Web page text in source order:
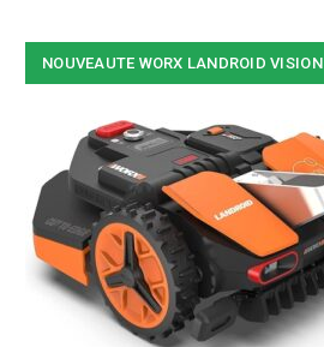
NOUVEAUTE WORX LANDROID VISION